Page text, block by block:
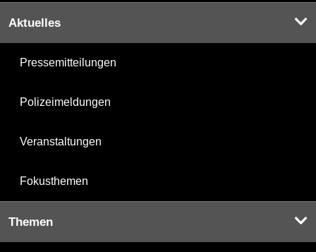
Aktuelles
Pressemitteilungen
Polizeimeldungen
Veranstaltungen
Fokusthemen
Themen